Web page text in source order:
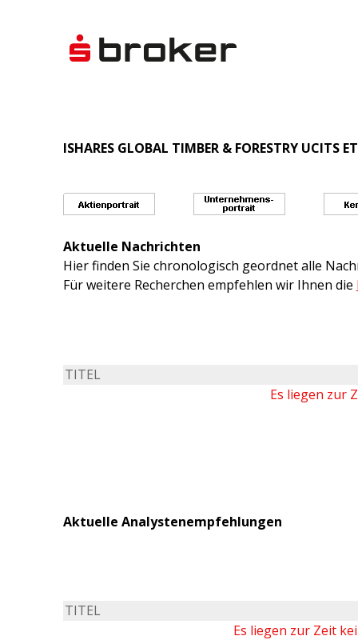
ISHARES GLOBAL TIMBER & FORESTRY UCITS
Aktuelle Nachrichten
Hier finden Sie chronologisch geordnet alle
Für weitere Recherchen empfehlen wir Ihnen die
TITEL
Es liegen zur
Aktuelle Analystenempfehlungen
TITEL
Es liegen zur Zeit